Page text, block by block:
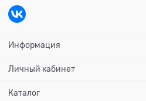
Информация
Личный кабинет
Каталог